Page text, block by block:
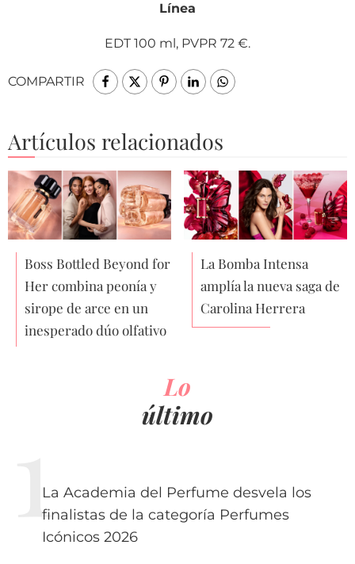
Línea
EDT 100 ml, PVPR 72 €.
COMPARTIR
Artículos relacionados
Boss Bottled Beyond for
Her combina peonía y
sirope de arce en un
inesperado dúo olfativo
La Bomba Intensa
amplía la nueva saga de
Carolina Herrera
Lo
último
La Academia del Perfume desvela los
finalistas de la categoría Perfumes
Icónicos 2026